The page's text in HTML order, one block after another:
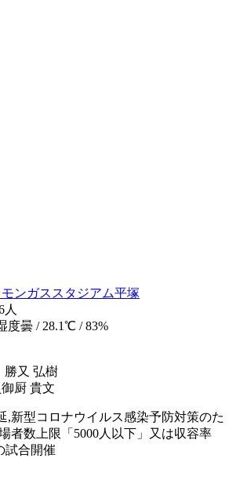
モンガススタジアム平塚
人
度曇 / 28.1℃ / 83%
勝又 弘樹
御厨 貴文
,新型コロナウイルス感染予防対策のた
者数上限「5000人以下」又は収容率
試合開催